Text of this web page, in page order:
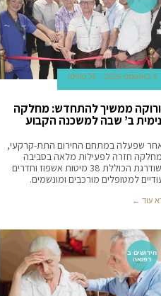
5 באוגוסט 2026 גל טוויטו
ממשיך להתחדש: מחלקה
ב’ שבה למשכנה הקבוע
שפעלה במתחם החירום התת-קרקעי,
חזרה לפעילות מלאה בסביבה
משודרגת הכוללת 38 מיטות אשפוז וחדרים
למטופלים מורכבים ומונשמים.
עוד ←
חידושים ב
רפואה